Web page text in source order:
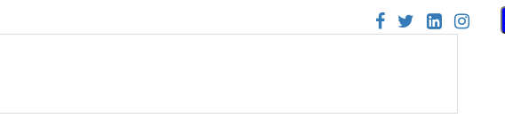
   